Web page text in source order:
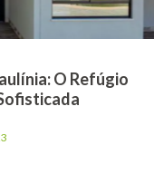
O Refúgio